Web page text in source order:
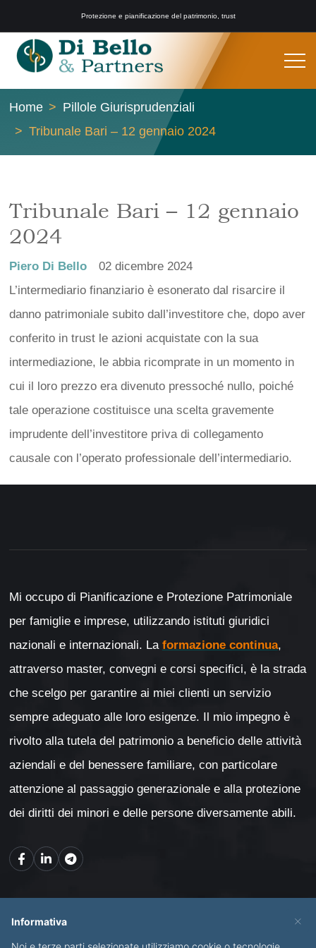
Protezione e pianificazione del patrimonio, trust
Home
Pillole Giurisprudenziali
Tribunale Bari – 12 gennaio 2024
Tribunale Bari – 12 gennaio
2024
Piero Di Bello
02 dicembre 2024
L’intermediario finanziario è esonerato dal risarcire il
danno patrimoniale subito dall’investitore che, dopo aver
conferito in trust le azioni acquistate con la sua
intermediazione, le abbia ricomprate in un momento in
cui il loro prezzo era divenuto pressoché nullo, poiché
tale operazione costituisce una scelta gravemente
imprudente dell’investitore priva di collegamento
causale con l’operato professionale dell’intermediario.
Mi occupo di Pianificazione e Protezione Patrimoniale
per famiglie e imprese, utilizzando istituti giuridici
nazionali e internazionali. La formazione continua,
attraverso master, convegni e corsi specifici, è la strada
che scelgo per garantire ai miei clienti un servizio
sempre adeguato alle loro esigenze. Il mio impegno è
rivolto alla tutela del patrimonio a beneficio delle attività
aziendali e del benessere familiare, con particolare
attenzione al passaggio generazionale e alla protezione
dei diritti dei minori e delle persone diversamente abili.
×
Informativa